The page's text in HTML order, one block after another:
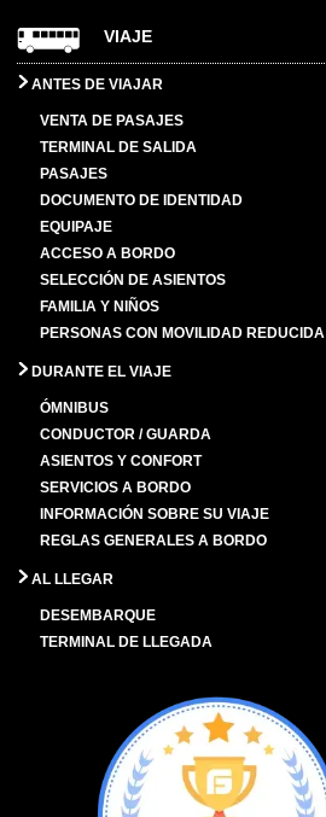
VIAJE
ANTES DE VIAJAR
VENTA DE PASAJES
TERMINAL DE SALIDA
PASAJES
DOCUMENTO DE IDENTIDAD
EQUIPAJE
ACCESO A BORDO
SELECCIÓN DE ASIENTOS
FAMILIA Y NIÑOS
PERSONAS CON MOVILIDAD REDUCIDA
DURANTE EL VIAJE
ÓMNIBUS
CONDUCTOR / GUARDA
ASIENTOS Y CONFORT
SERVICIOS A BORDO
INFORMACIÓN SOBRE SU VIAJE
REGLAS GENERALES A BORDO
AL LLEGAR
DESEMBARQUE
TERMINAL DE LLEGADA